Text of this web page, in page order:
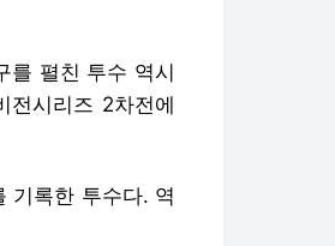
를 펼친 투수 역시
전시리즈 2차전에
기록한 투수다. 역